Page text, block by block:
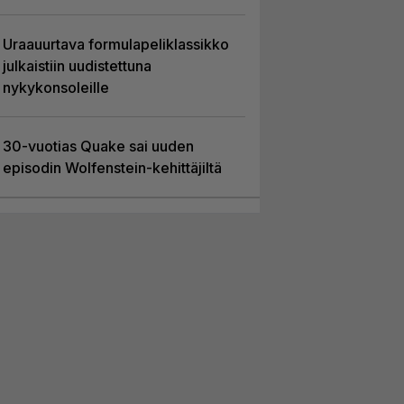
Uraauurtava formulapeliklassikko
julkaistiin uudistettuna
nykykonsoleille
30-vuotias Quake sai uuden
episodin Wolfenstein-kehittäjiltä